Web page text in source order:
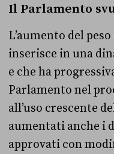
Il Parlamento
L’aumento del
inserisce in una
e che ha
Parlamento nel
all’uso crescente
aumentati anche i
approvati con